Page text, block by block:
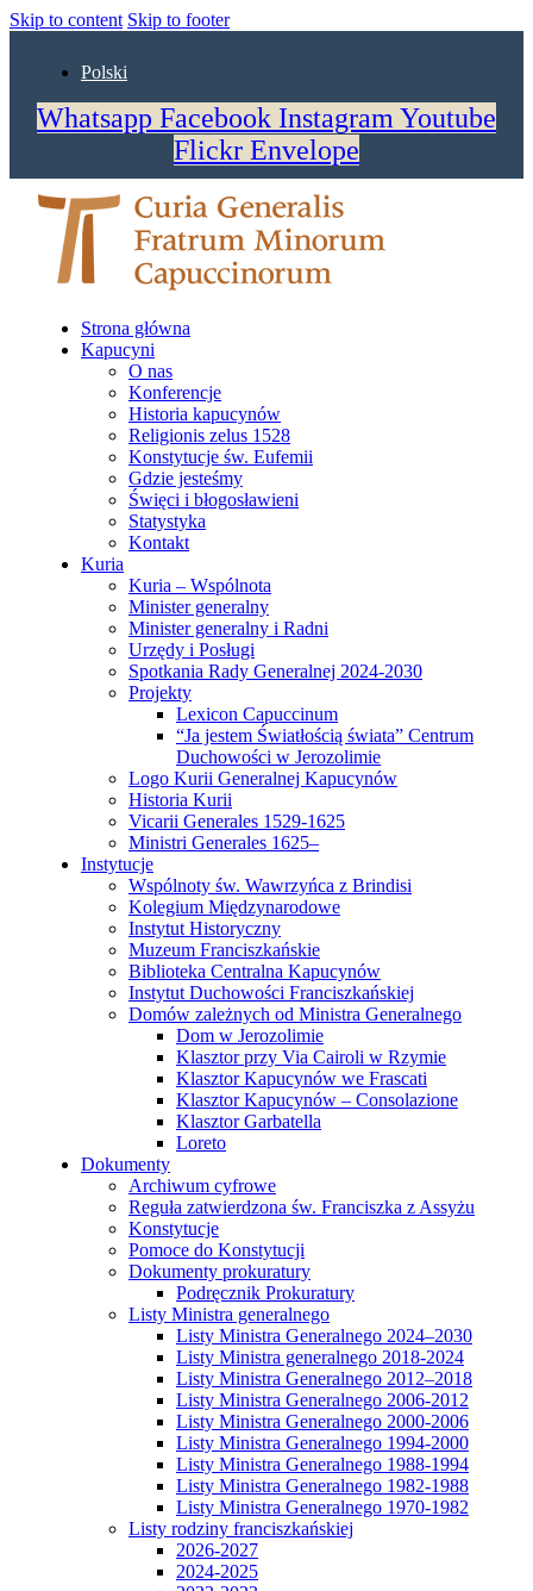
Skip to content Skip to footer
Polski
Whatsapp Facebook Instagram Youtube
Flickr Envelope
Strona główna
Kapucyni
O nas
Konferencje
Historia kapucynów
Religionis zelus 1528
Konstytucje św. Eufemii
Gdzie jesteśmy
Święci i błogosławieni
Statystyka
Kontakt
Kuria
Kuria – Wspólnota
Minister generalny
Minister generalny i Radni
Urzędy i Posługi
Spotkania Rady Generalnej 2024-2030
Projekty
Lexicon Capuccinum
“Ja jestem Światłością świata” Centrum
Duchowości w Jerozolimie
Logo Kurii Generalnej Kapucynów
Historia Kurii
Vicarii Generales 1529-1625
Ministri Generales 1625–
Instytucje
Wspólnoty św. Wawrzyńca z Brindisi
Kolegium Międzynarodowe
Instytut Historyczny
Muzeum Franciszkańskie
Biblioteka Centralna Kapucynów
Instytut Duchowości Franciszkańskiej
Domów zależnych od Ministra Generalnego
Dom w Jerozolimie
Klasztor przy Via Cairoli w Rzymie
Klasztor Kapucynów we Frascati
Klasztor Kapucynów – Consolazione
Klasztor Garbatella
Loreto
Dokumenty
Archiwum cyfrowe
Reguła zatwierdzona św. Franciszka z Assyżu
Konstytucje
Pomoce do Konstytucji
Dokumenty prokuratury
Podręcznik Prokuratury
Listy Ministra generalnego
Listy Ministra Generalnego 2024–2030
Listy Ministra generalnego 2018-2024
Listy Ministra Generalnego 2012–2018
Listy Ministra Generalnego 2006-2012
Listy Ministra Generalnego 2000-2006
Listy Ministra Generalnego 1994-2000
Listy Ministra Generalnego 1988-1994
Listy Ministra Generalnego 1982-1988
Listy Ministra Generalnego 1970-1982
Listy rodziny franciszkańskiej
2026-2027
2024-2025